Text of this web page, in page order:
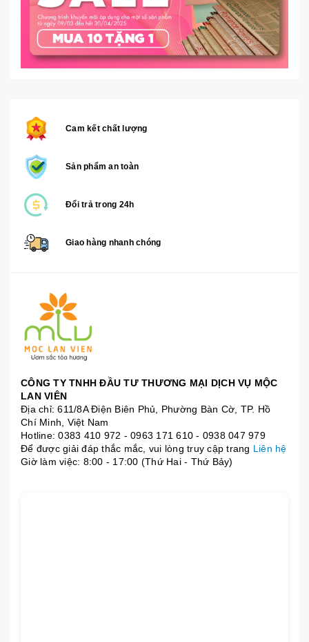
Cam kết chất lượng
Sản phẩm an toàn
Đổi trả trong 24h
Giao hàng nhanh chóng
CÔNG TY TNHH ĐẦU TƯ THƯƠNG MẠI DỊCH VỤ MỘC
LAN VIÊN
Địa chỉ: 611/8A Điện Biên Phủ, Phường Bàn Cờ, TP. Hồ
Chí Minh, Việt Nam
Hotline:0383 410 972 - 0963 171 610 - 0938 047 979
Để được giải đáp thắc mắc, vui lòng truy cập trang Liên hệ
Giờ làm việc: 8:00 - 17:00 (Thứ Hai - Thứ Bảy)